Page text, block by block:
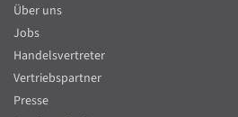
Über uns
Jobs
Handelsvertreter
Vertriebspartner
Presse